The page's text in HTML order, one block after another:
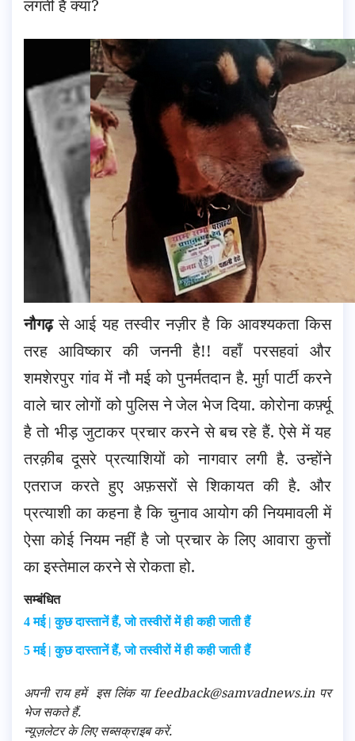
लगती है क्या?
नौगढ़से आई यह तस्वीर नज़ीर है कि आवश्यकता किस
तरह आविष्कार की जननी है!! वहाँ परसहवां और
शमशेरपुर गांव में नौ मई को पुनर्मतदान है. मुर्ग़ पार्टी करने
वाले चार लोगों को पुलिस ने जेल भेज दिया. कोरोना कर्फ़्यू
है तो भीड़ जुटाकर प्रचार करने से बच रहे हैं. ऐसे में यह
तरक़ीब दूसरे प्रत्याशियों को नागवार लगी है. उन्होंने
एतराज करते हुए अफ़सरों से शिकायत की है. और
प्रत्याशी का कहना है कि चुनाव आयोग की नियमावली में
ऐसा कोई नियम नहीं है जो प्रचार के लिए आवारा कुत्तों
का इस्तेमाल करने से रोकता हो.
सम्बंधित
4 मई | कुछ दास्तानें हैं, जो तस्वीरों में ही कही जाती हैं
5 मई | कुछ दास्तानें हैं, जो तस्वीरों में ही कही जाती हैं
अपनी राय हमें इस लिंक या feedback@samvadnews.in पर
भेज सकते हैं.
न्यूज़लेटर के लिए सब्सक्राइब करें.